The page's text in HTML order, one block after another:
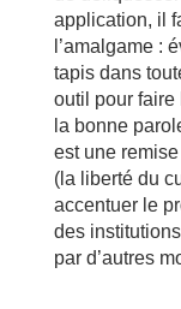
application, il
l’amalgame :
tapis dans
outil pour faire
la bonne
est une
(la liberté du
accentuer le
des
par d’autres